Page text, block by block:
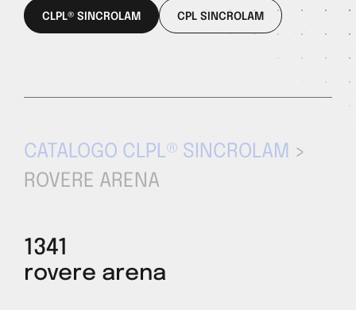
CLPL® SINCROLAM CPL SINCROLAM
CATALOGO CLPL® SINCROLAM >
ROVERE ARENA
1341
rovere arena